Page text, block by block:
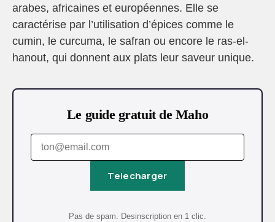
arabes, africaines et européennes. Elle se
caractérise par l’utilisation d’épices comme le
cumin, le curcuma, le safran ou encore le ras-el-
hanout, qui donnent aux plats leur saveur unique.
Le guide gratuit de Maho
Telecharger
Pas de spam. Desinscription en 1 clic.